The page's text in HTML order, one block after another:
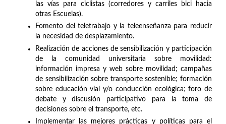
las vías para ciclistas (corredores y carriles bici hacia
otras Escuelas).
Fomento del teletrabajo y la teleenseñanza para reducir
la necesidad de desplazamiento.
Realización de acciones de sensibilización y participación
de la comunidad universitaria sobre movilidad:
información impresa y web sobre movilidad; campañas
de sensibilización sobre transporte sostenible; formación
sobre educación vial y/o conducción ecológica; foro de
debate y discusión participativo para la toma de
decisiones sobre el transporte, etc.
Implementar las mejores prácticas y políticas para el